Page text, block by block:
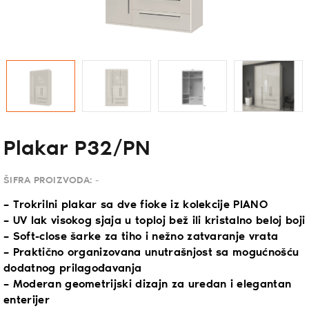
Plakar P32/PN
ŠIFRA PROIZVODA:-
– Trokrilni plakar sa dve fioke iz kolekcije PIANO
– UV lak visokog sjaja u toploj bež ili kristalno beloj boji
– Soft-close šarke za tiho i nežno zatvaranje vrata
– Praktično organizovana unutrašnjost sa mogućnošću
dodatnog prilagođavanja
– Moderan geometrijski dizajn za uredan i elegantan
enterijer